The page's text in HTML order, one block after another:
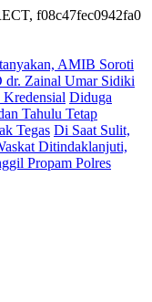
f08c47fec0942fa0
AMIB Soroti
dr. Zainal Umar Sidiki
Diduga
Tahulu Tetap
Tegas Di Saat Sulit,
Ditindaklanjuti,
Propam Polres